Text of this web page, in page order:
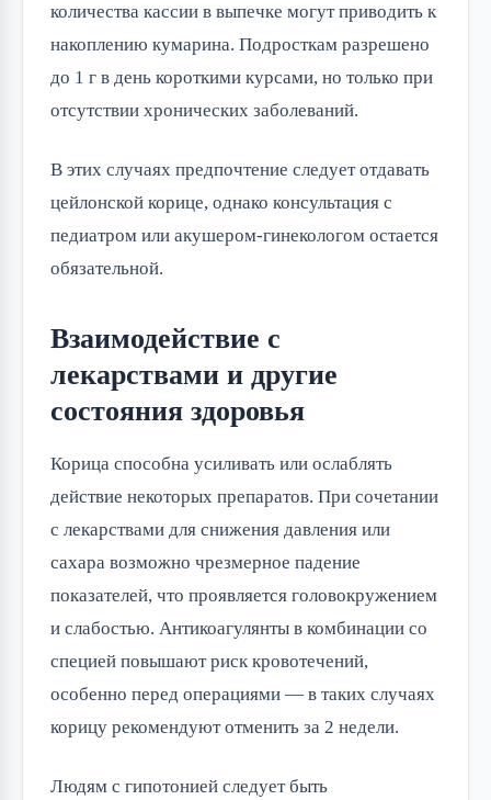
количества кассии в выпечке могут приводить к
накоплению кумарина. Подросткам разрешено
до 1 г в день короткими курсами, но только при
отсутствии хронических заболеваний.
В этих случаях предпочтение следует отдавать
цейлонской корице, однако консультация с
педиатром или акушером-гинекологом остается
обязательной.
Взаимодействие с
лекарствами и другие
состояния здоровья
Корица способна усиливать или ослаблять
действие некоторых препаратов. При сочетании
с лекарствами для снижения давления или
сахара возможно чрезмерное падение
показателей, что проявляется головокружением
и слабостью. Антикоагулянты в комбинации со
специей повышают риск кровотечений,
особенно перед операциями — в таких случаях
корицу рекомендуют отменить за 2 недели.
Людям с гипотонией следует быть